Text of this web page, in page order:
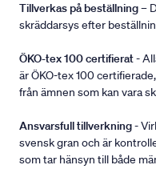
Tillverkas på beställning–
skräddarsys efter
ÖKO-tex 100 certifierat-
är ÖKO-tex 100
från ämnen som kan vara
Ansvarsfull tillverkning-
svensk gran och är
som tar hänsyn till både